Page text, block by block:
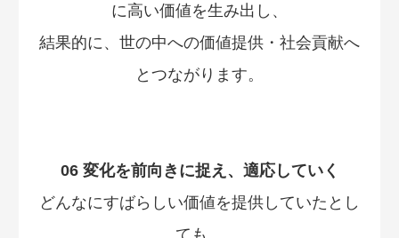
に高い価値を生み出し、
結果的に、世の中への価値提供・社会貢献へ
とつながります。
06 変化を前向きに捉え、適応していく
どんなにすばらしい価値を提供していたとし